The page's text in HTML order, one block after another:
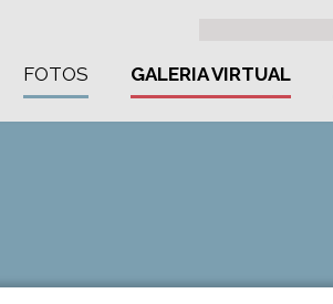
FOTOS GALERIA VIRTUAL